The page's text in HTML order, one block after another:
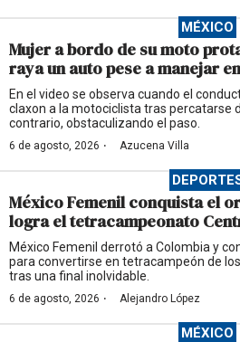
MÉXICO
Mujer a bordo de su moto
raya un auto pese a manejar
En el video se observa cuando el
claxon a la motociclista tras percatarse
contrario, obstaculizando el paso.
6 de agosto, 2026 · Azucena Villa
México Femenil conquista el
logra el tetracampeonato
México Femenil derrotó a Colombia y
para convertirse en tetracampeón de
tras una final inolvidable.
6 de agosto, 2026 · Alejandro López
MÉXICO